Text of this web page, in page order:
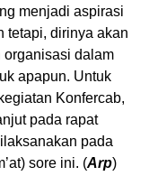
menjadi aspirasi
tetapi, dirinya akan
organisasi dalam
apapun. Untuk
Konfercab,
pada rapat
pada
sore ini. (Arp)